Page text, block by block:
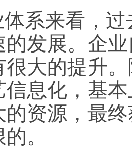
体系来看，
的发展。企
很大的提升
信息化，基
的资源，最
。